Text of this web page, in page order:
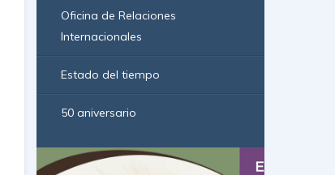
Oficina de Relaciones
Internacionales
Estado del tiempo
50 aniversario